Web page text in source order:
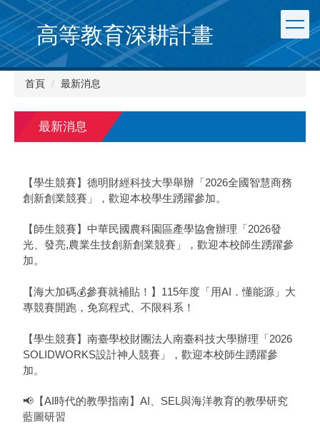
跳
到
主
要
內
高等教育深耕計畫
首頁 最新消息
最新消息
【學生競賽】德明財經科技大學舉辦「2026全國智慧商務
創新創業競賽」，歡迎本校學生踴躍參加。
【師生競賽】中華民國農科園區產學協會辦理「2026發
光、發亮,農業生技創新創業競賽」，歡迎本校師生踴躍參
加。
【海大加碼💰參賽就補貼！】115年度「用AI．懂能源」大
專競賽開跑，免寫程式、不限科系！
【學生競賽】南臺學校財團法人南臺科技大學辦理「2026
SOLIDWORKS設計神人競賽」，歡迎本校師生踴躍參
加。
📢【AI時代的教學指南】AI、SEL與海洋教育的教學研究
藍圖研習